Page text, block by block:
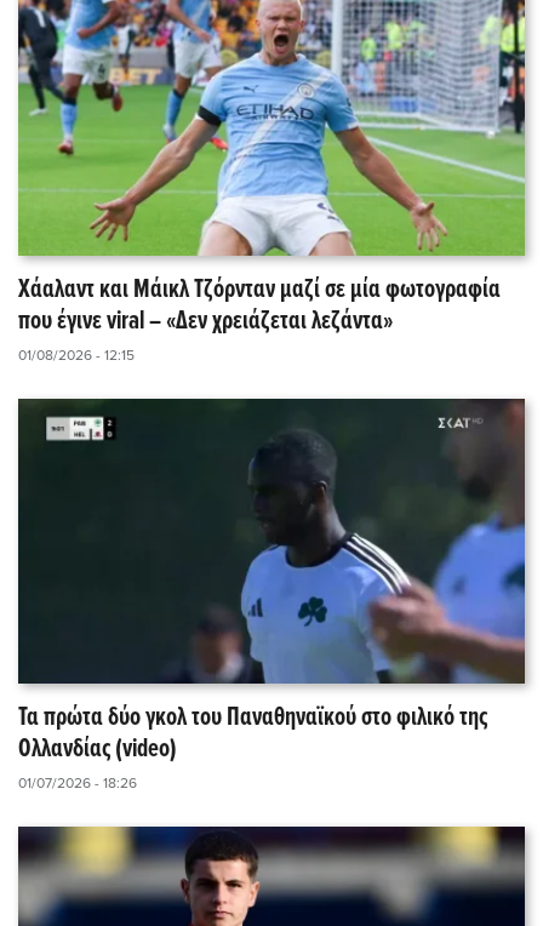
Χάαλαντ και Μάικλ Τζόρνταν μαζί σε μία φωτογραφία
που έγινε viral – «Δεν χρειάζεται λεζάντα»
01/08/2026 - 12:15
Τα πρώτα δύο γκολ του Παναθηναϊκού στο φιλικό της
Ολλανδίας (video)
01/07/2026 - 18:26